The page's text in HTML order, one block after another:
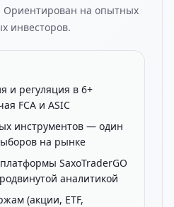
Ориентирован на опытных
инвесторов.
и регуляция в 6+
FCA и ASIC
инструментов — один
на рынке
SaxoTraderGO
аналитикой
(акции, ETF,